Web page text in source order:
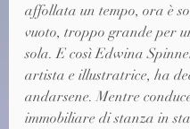
affollata un tempo, ora è
vuoto, troppo grande per
sola. E così Edwina
artista e illustratrice, ha
andarsene. Mentre
immobiliare di stanza in